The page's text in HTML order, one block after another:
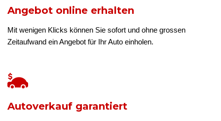
Angebot online erhalten
Mit wenigen Klicks können Sie sofort und ohne grossen
Zeitaufwand ein Angebot für Ihr Auto einholen.
Autoverkauf garantiert